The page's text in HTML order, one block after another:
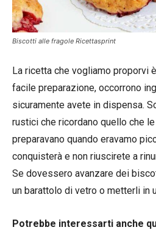
Biscotti alle fragole Ricettasprint
La ricetta che vogliamo proporvi
facile preparazione, occorrono
sicuramente avete in dispensa.
rustici che ricordano quello che
preparavano quando eravamo
conquisterà e non riuscirete a
Se dovessero avanzare dei
un barattolo di vetro o metterli in
Potrebbe interessarti anche